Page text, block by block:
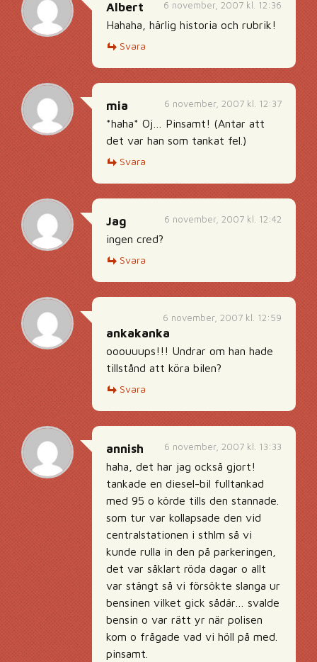
6 november, 2007 kl. 12:36
Albert
Hahaha, härlig historia och rubrik!
Svara
6 november, 2007 kl. 12:37
mia
*haha* Oj… Pinsamt! (Antar att
det var han som tankat fel.)
Svara
6 november, 2007 kl. 12:42
Jag
ingen cred?
Svara
6 november, 2007 kl. 12:59
ankakanka
ooouuups!!! Undrar om han hade
tillstånd att köra bilen?
Svara
6 november, 2007 kl. 13:33
annish
haha, det har jag också gjort!
tankade en diesel-bil fulltankad
med 95 o körde tills den stannade.
som tur var kollapsade den vid
centralstationen i sthlm så vi
kunde rulla in den på parkeringen,
det var såklart röda dagar o allt
var stängt så vi försökte slanga ur
bensinen vilket gick sådär… svalde
bensin o var rätt yr när polisen
kom o frågade vad vi höll på med.
pinsamt.